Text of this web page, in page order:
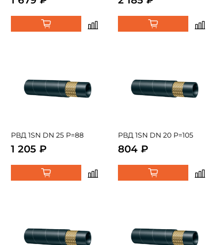
РВД 1SN DN 25 P=88
1 205 ₽
РВД 1SN DN 20 P=105
804 ₽